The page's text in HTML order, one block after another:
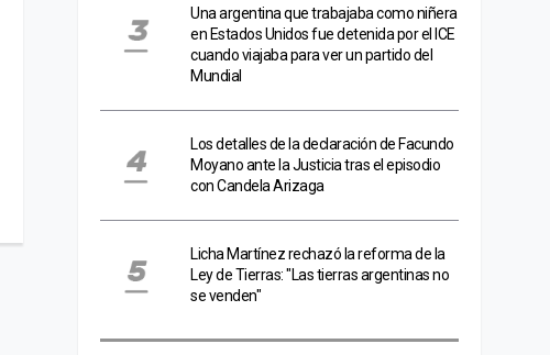
Una argentina que trabajaba como niñera
en Estados Unidos fue detenida por el ICE
cuando viajaba para ver un partido del
Mundial
Los detalles de la declaración de Facundo
Moyano ante la Justicia tras el episodio
con Candela Arizaga
Licha Martínez rechazó la reforma de la
Ley de Tierras: "Las tierras argentinas no
se venden"